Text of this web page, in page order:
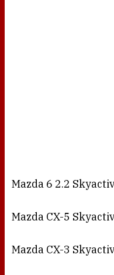
Mazda 6 2.2
Mazda CX-5
Mazda CX-3